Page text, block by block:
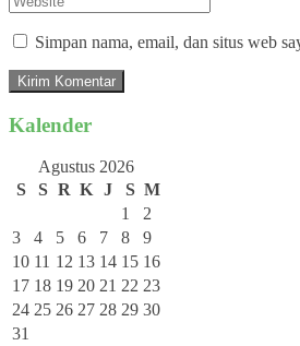
Simpan nama, email, dan situs web
Kalender
Agustus 2026
S
S R K J S M
1
2
3
4 5 6 7 8
9
10 11 12 13 14 15 16
17 18 19 20 21 22 23
24 25 26 27 28 29 30
31